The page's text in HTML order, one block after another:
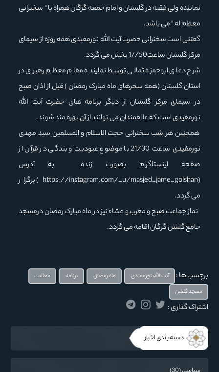
نماینده ولی فقیه در گلستان و امام جمعه گرگان همراه با " سخنرانی
معظم له " می باشد.
گفتنی است سخنرانی حضرت آیت الله نورمفیدی همه روزه از سیمای
مرکز گلستان ساعت17/50 پخش می گردد.
شرح دعای ابوحمزه ثمالی توسط نماینده مقام معظم رهبری در
استان گلستان (همه سحرهای ماه مبارک رمضان ) قبل از اذان صبح
در سیمای مرکز گلستان از دیگر برنامه های حضرت آیت الله
نورمفیدی است که علاقمندان می توانند از آن بهره مند شوند.
همچنین هر شب سخنرانی حجت الاسلام و المسلمین سید مهدی
نورمفیدی ساعت 21/30 با موضوع عبودیت و بندگی در قرآن از
صفحه اینستاگرام بصورت زنده به آدرس
(https://instagram.com/_u/masjed_jame_golshan ) برگزار
می گردد.
نماز جماعت صبح و مغرب و عشاء نیز در ماه مبارک رمضان درمسجد
جامع گلشن گرگان اقامه می گردد.
برچسب ها : آیت الله نورمفیدی ماه رمضان برنامه
فعالیت
مسجد گلشن
اشتراک گذاری :
دسته بندی اخبار